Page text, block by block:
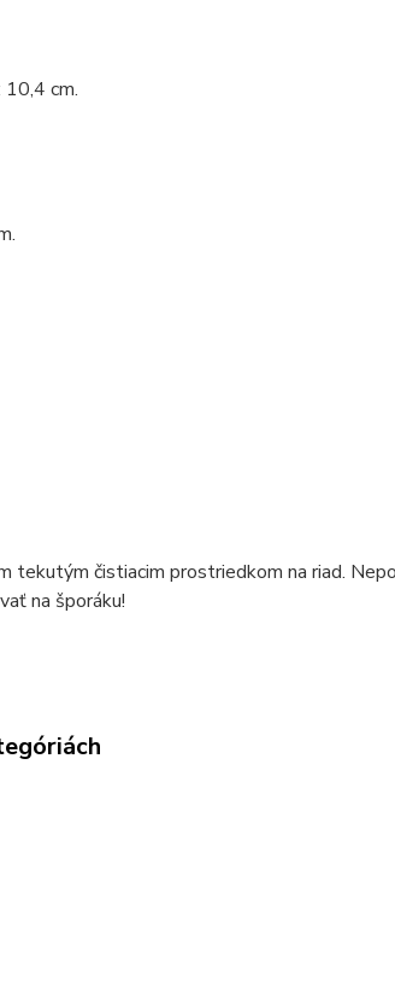
10,4 cm.
tekutým čistiacim prostriedkom na riad.
na šporáku!